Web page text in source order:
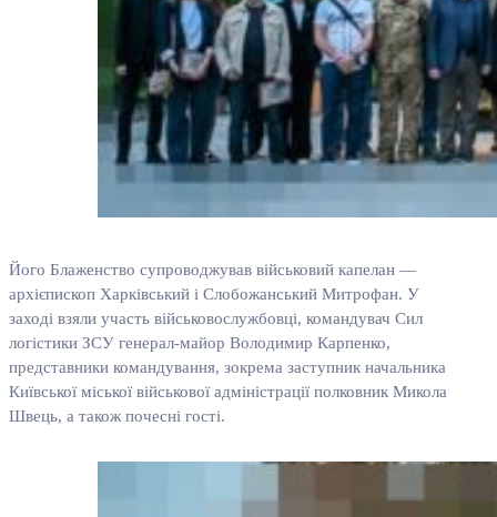
Його Блаженство супроводжував військовий капелан —
архієпископ Харківський і Слобожанський Митрофан. У
заході взяли участь військовослужбовці, командувач Сил
логістики ЗСУ генерал-майор Володимир Карпенко,
представники командування, зокрема заступник начальника
Київської міської військової адміністрації полковник Микола
Швець, а також почесні гості.